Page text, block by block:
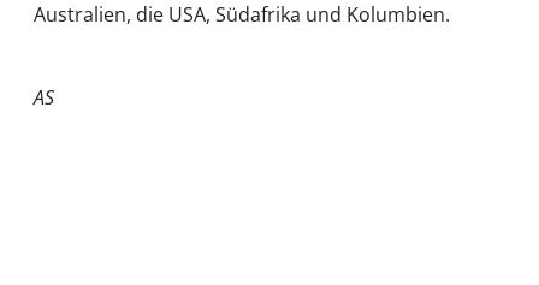
Australien, die USA, Südafrika und Kolumbien.
AS